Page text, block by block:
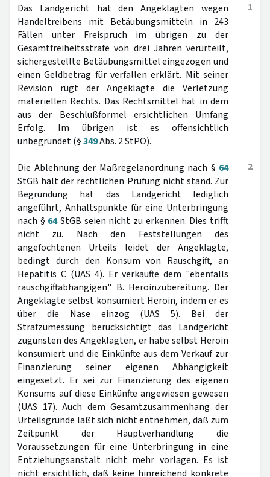
1
Das Landgericht hat den Angeklagten wegen
Handeltreibens mit Betäubungsmitteln in 243
Fällen unter Freispruch im übrigen zu der
Gesamtfreiheitsstrafe von drei Jahren verurteilt,
sichergestellte Betäubungsmittel eingezogen und
einen Geldbetrag für verfallen erklärt. Mit seiner
Revision rügt der Angeklagte die Verletzung
materiellen Rechts. Das Rechtsmittel hat in dem
aus der Beschlußformel ersichtlichen Umfang
Erfolg. Im übrigen ist es offensichtlich
unbegründet (§349Abs. 2 StPO).
2
Die Ablehnung der Maßregelanordnung nach § 64
StGB hält der rechtlichen Prüfung nicht stand. Zur
Begründung hat das Landgericht lediglich
angeführt, Anhaltspunkte für eine Unterbringung
nach § 64StGB seien nicht zu erkennen. Dies trifft
nicht zu. Nach den Feststellungen des
angefochtenen Urteils leidet der Angeklagte,
bedingt durch den Konsum von Rauschgift, an
Hepatitis C (UAS 4). Er verkaufte dem "ebenfalls
rauschgiftabhängigen" B. Heroinzubereitung. Der
Angeklagte selbst konsumiert Heroin, indem er es
über die Nase einzog (UAS 5). Bei der
Strafzumessung berücksichtigt das Landgericht
zugunsten des Angeklagten, er habe selbst Heroin
konsumiert und die Einkünfte aus dem Verkauf zur
Finanzierung seiner eigenen Abhängigkeit
eingesetzt. Er sei zur Finanzierung des eigenen
Konsums auf diese Einkünfte angewiesen gewesen
(UAS 17). Auch dem Gesamtzusammenhang der
Urteilsgründe läßt sich nicht entnehmen, daß zum
Zeitpunkt der Hauptverhandlung die
Voraussetzungen für eine Unterbringung in eine
Entziehungsanstalt nicht mehr vorlagen. Es ist
nicht ersichtlich, daß keine hinreichend konkrete